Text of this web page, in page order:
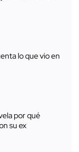
lo que vio en
por qué
su ex